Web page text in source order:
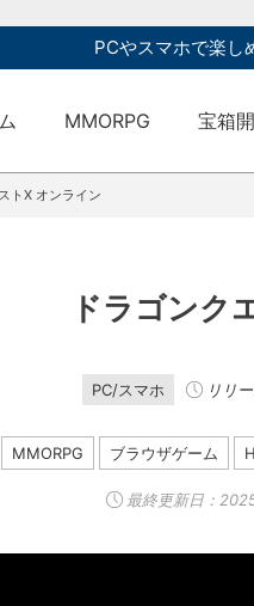
PCやスマホで楽し
MMORPG 宝箱
トX オンライン
ドラゴンク
PC/スマホ リリ
MMORPG ブラウザゲーム
最終更新日：